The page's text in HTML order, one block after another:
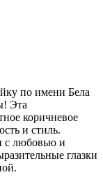
по имени Бела
Эта
коричневое
и стиль.
с любовью и
глазки